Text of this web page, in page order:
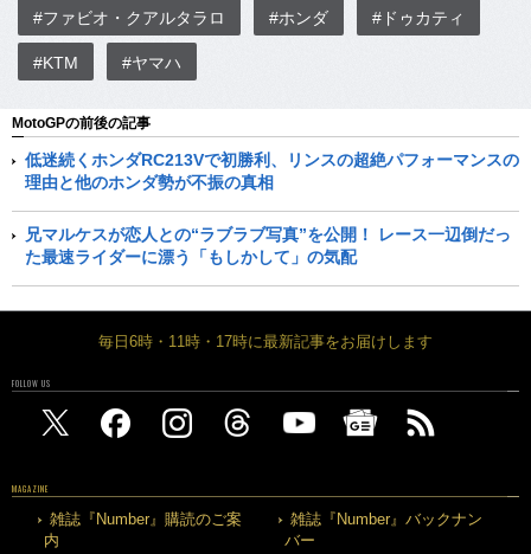
#ファビオ・クアルタラロ #ホンダ #ドゥカティ
#KTM #ヤマハ
MotoGPの前後の記事
低迷続くホンダRC213Vで初勝利、リンスの超絶パフォーマンスの
理由と他のホンダ勢が不振の真相
兄マルケスが恋人との“ラブラブ写真”を公開！ レース一辺倒だっ
た最速ライダーに漂う「もしかして」の気配
毎日6時・11時・17時に最新記事をお届けします
FOLLOW US
MAGAZINE
雑誌『Number』購読のご案
内
雑誌『Number』バックナン
バー